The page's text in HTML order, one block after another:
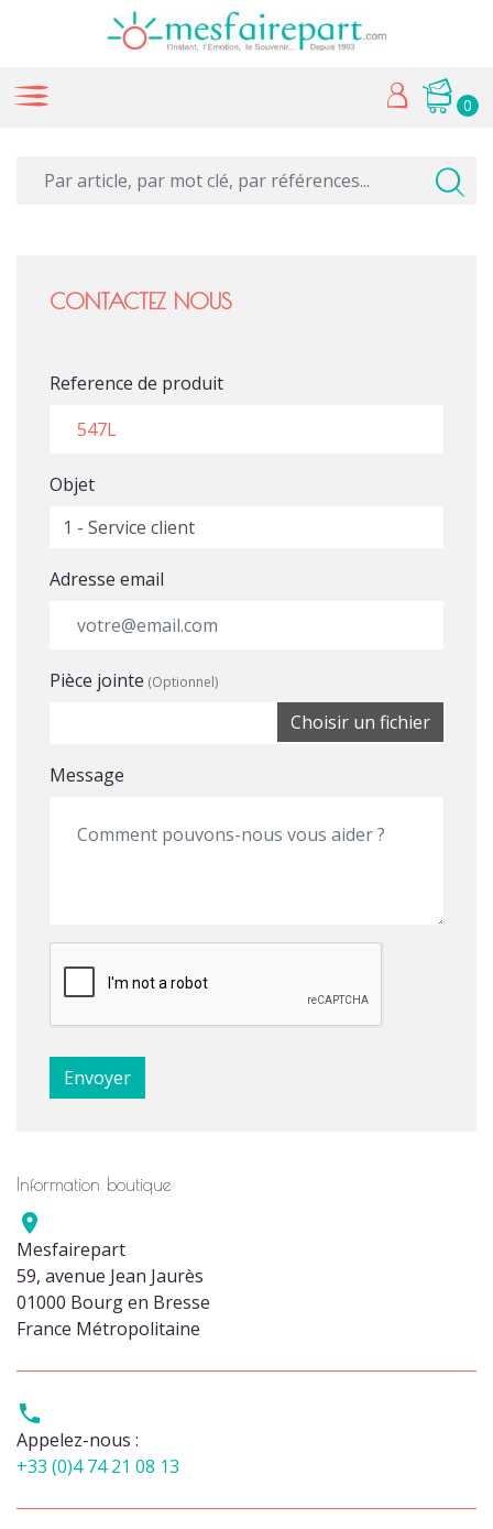
0
Information boutique

Mesfairepart
59, avenue Jean Jaurès
01000 Bourg en Bresse
France Métropolitaine

Appelez-nous :
+33 (0)4 74 21 08 13
CONTACTEZ NOUS
Reference de produit
Objet
Adresse email
Pièce jointe (Optionnel)
Message